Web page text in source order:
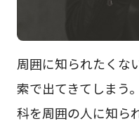
周囲に知られたくな
索で出てきてしまう
科を周囲の人に知ら